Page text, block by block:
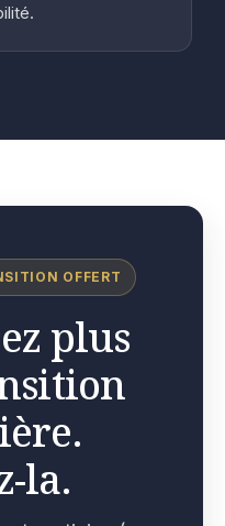
OFFERT
plus
la.